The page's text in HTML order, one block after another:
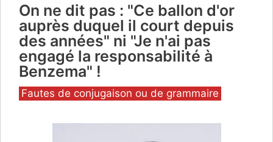
On ne dit pas : "Ce ballon d'or
auprès duquel il court depuis
des années" ni "Je n'ai pas
engagé la responsabilité à
Benzema" !
Catégories
Fautes de conjugaison ou de grammaire